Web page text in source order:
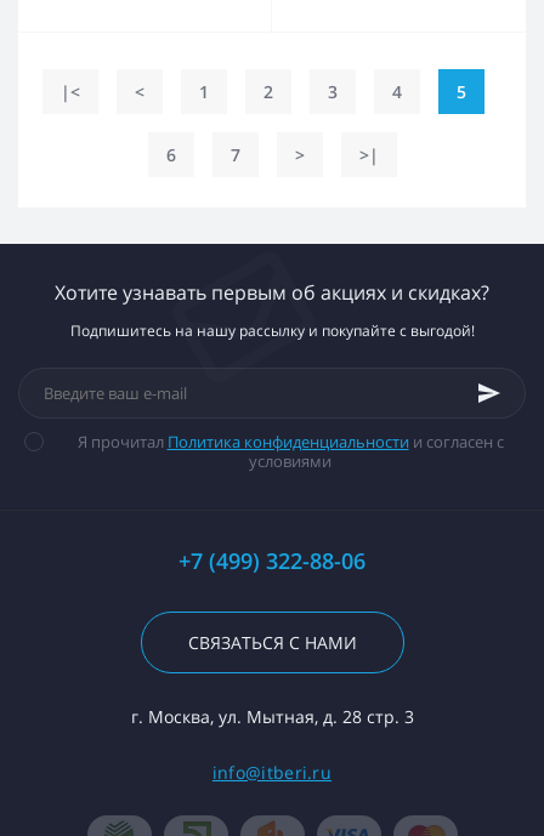
|< < 1 2 3 4 5
6 7 > >|
Хотите узнавать первым об акциях и скидках?
Подпишитесь на нашу рассылку и покупайте с выгодой!
Я прочитал Политика конфиденциальности и согласен с
условиями
+7 (499) 322-88-06
СВЯЗАТЬСЯ С НАМИ
г. Москва, ул. Мытная, д. 28 стр. 3
info@itberi.ru